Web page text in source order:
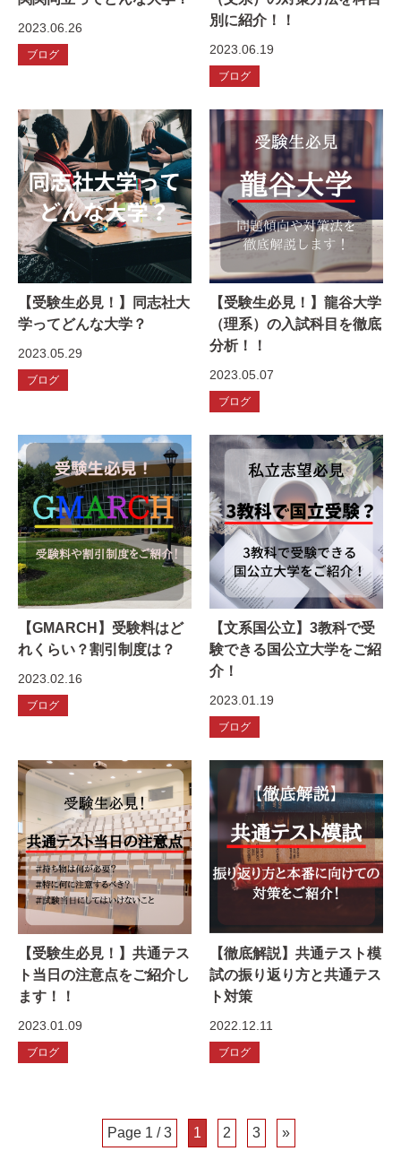
2023.06.26
ブログ
別に紹介！！
2023.06.19
ブログ
【受験生必見！】同志社大
学ってどんな大学？
2023.05.29
ブログ
【受験生必見！】龍谷大学
（理系）の入試科目を徹底
分析！！
2023.05.07
ブログ
【GMARCH】受験料はど
れくらい？割引制度は？
2023.02.16
ブログ
【文系国公立】3教科で受
験できる国公立大学をご紹
介！
2023.01.19
ブログ
【受験生必見！】共通テス
ト当日の注意点をご紹介し
ます！！
2023.01.09
ブログ
【徹底解説】共通テスト模
試の振り返り方と共通テス
ト対策
2022.12.11
ブログ
Page 1 / 3 1 2 3 »